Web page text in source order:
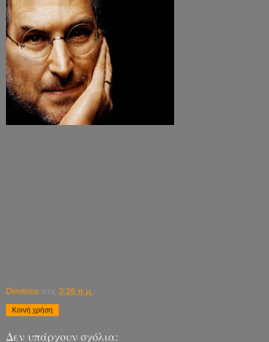
Dimitrios στις 3:26 π.μ.
Κοινή χρήση
Δεν υπάρχουν σχόλια: